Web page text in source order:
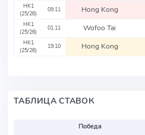
HK1
(25/26)
09.11 Hong Kong
HK1
(25/26)
01.11 Wofoo Tai
HK1
(25/26)
19.10 Hong Kong
ТАБЛИЦА СТАВОК
Победа